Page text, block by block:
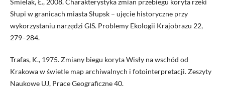
Słupi w granicach miasta Słupsk – ujęcie historyczne przy
wykorzystaniu narzędzi GIS. Problemy Ekologii Krajobrazu 22,
279–284.
Trafas, K., 1975. Zmiany biegu koryta Wisły na wschód od
Krakowa w świetle map archiwalnych i fotointerpretacji. Zeszyty
Naukowe UJ, Prace Geograficzne 40.